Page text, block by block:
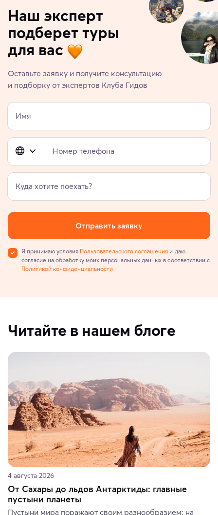
Наш эксперт
подберет туры
для вас
Оставьте заявку и получите консультацию
и подборку от экспертов Клуба Гидов
Имя
Номер телефона
Куда хотите поехать?
Отправить заявку
Я принимаю условия Пользовательского соглашения и даю
согласие на обработку моих персональных данных в соответствии с
Политикой конфиденциальности
Читайте в нашем блоге
4 августа 2026
От Сахары до льдов Антарктиды: главные
пустыни планеты
Пустыни мира поражают своим разнообразием: на